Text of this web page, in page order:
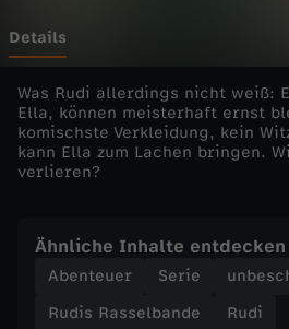
a
n
d
-
W
Details
Was Rudi allerdings nicht weiß:
Ella, können meisterhaft ernst
komischste Verkleidung, kein
kann Ella zum Lachen bringen.
verlieren?
Ähnliche Inhalte entdecken
Abenteuer Serie
Rudis Rasselbande
Rudi